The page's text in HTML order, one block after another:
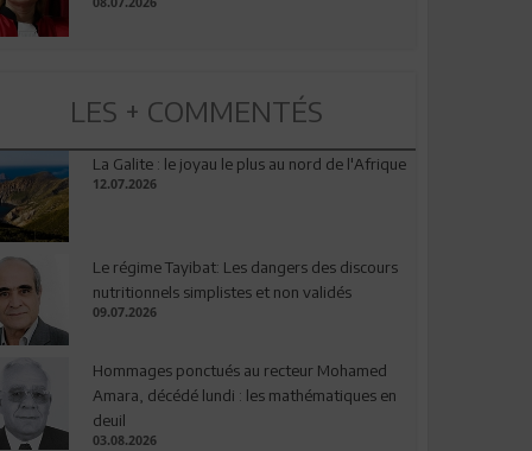
08.07.2026
LES + COMMENTÉS
La Galite : le joyau le plus au nord de l'Afrique
12.07.2026
Le régime Tayibat: Les dangers des discours
nutritionnels simplistes et non validés
09.07.2026
Hommages ponctués au recteur Mohamed
Amara, décédé lundi : les mathématiques en
deuil
03.08.2026